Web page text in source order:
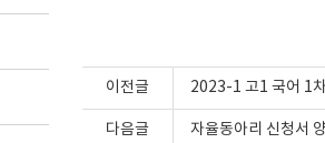
이전글 2023-1 고1 국어 1
다음글 자율동아리 신청서